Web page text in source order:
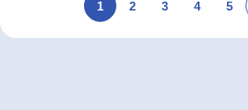
1 2 3 4 5